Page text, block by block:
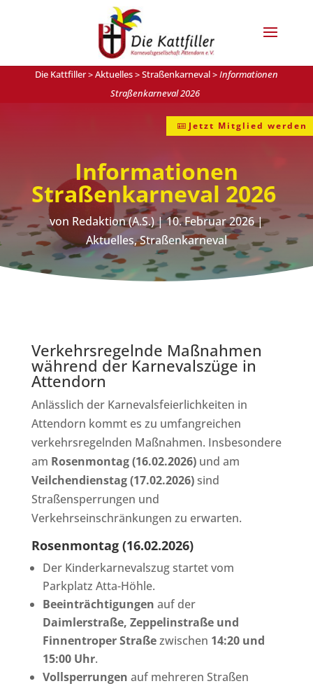
Die Kattfiller>Aktuelles>Straßenkarneval>Informationen
Straßenkarneval 2026
Jetzt Mitglied werden
Informationen
Straßenkarneval 2026
von Redaktion (A.S.)|10. Februar 2026|
Aktuelles,Straßenkarneval
Verkehrsregelnde Maßnahmen
während der Karnevalszüge in
Attendorn
Anlässlich der Karnevalsfeierlichkeiten in
Attendorn kommt es zu umfangreichen
verkehrsregelnden Maßnahmen. Insbesondere
am Rosenmontag (16.02.2026)und am
Veilchendienstag (17.02.2026)sind
Straßensperrungen und
Verkehrseinschränkungen zu erwarten.
Rosenmontag (16.02.2026)
Der Kinderkarnevalszug startet vom
Parkplatz Atta-Höhle.
Beeinträchtigungen auf der
Daimlerstraße, Zeppelinstraße und
Finnentroper Straßezwischen 14:20 und
15:00 Uhr.
Vollsperrungen auf mehreren Straßen